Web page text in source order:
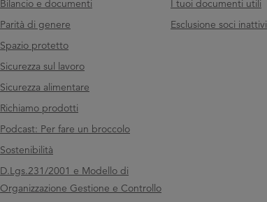
Bilancio e documenti
Parità di genere
Spazio protetto
Sicurezza sul lavoro
Sicurezza alimentare
Richiamo prodotti
Podcast: Per fare un broccolo
Sostenibilità
D.Lgs.231/2001 e Modello di
Organizzazione Gestione e Controllo
I tuoi documenti utili
Esclusione soci inattivi